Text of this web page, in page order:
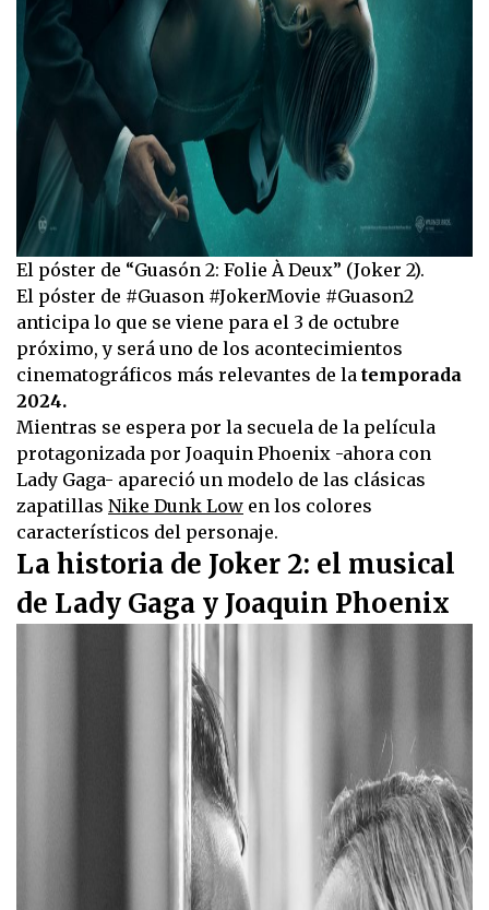
El póster de “Guasón 2: Folie À Deux” (Joker 2).
El póster de #Guason #JokerMovie #Guason2
anticipa lo que se viene para el 3 de octubre
próximo, y será uno de los acontecimientos
cinematográficos más relevantes de la temporada
2024.
Mientras se espera por la secuela de la película
protagonizada por Joaquin Phoenix -ahora con
Lady Gaga- apareció un modelo de las clásicas
zapatillas Nike Dunk Low en los colores
característicos del personaje.
La historia de Joker 2: el musical
de Lady Gaga y Joaquin Phoenix